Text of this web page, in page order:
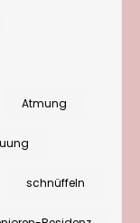
Atmung
schnüffeln